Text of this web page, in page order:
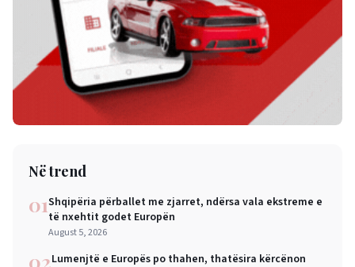
Në trend
01Shqipëria përballet me zjarret, ndërsa vala ekstreme e
të nxehtit godet Europën
August 5, 2026
02Lumenjtë e Europës po thahen, thatësira kërcënon